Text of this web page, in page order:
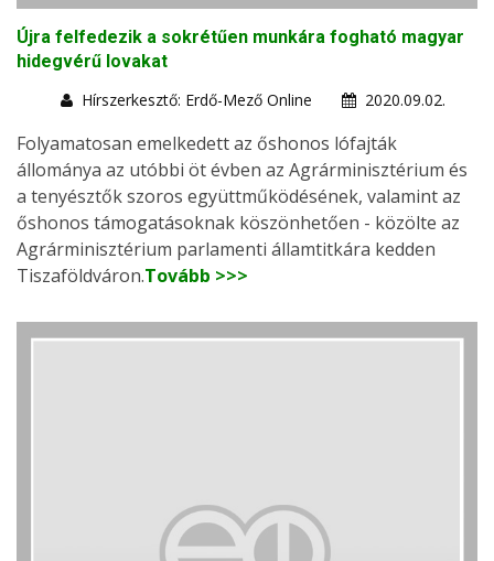
Újra felfedezik a sokrétűen munkára fogható magyar
hidegvérű lovakat
Hírszerkesztő: Erdő-Mező Online
2020.09.02.
Folyamatosan emelkedett az őshonos lófajták
állománya az utóbbi öt évben az Agrárminisztérium és
a tenyésztők szoros együttműködésének, valamint az
őshonos támogatásoknak köszönhetően - közölte az
Agrárminisztérium parlamenti államtitkára kedden
Tiszaföldváron.Tovább >>>